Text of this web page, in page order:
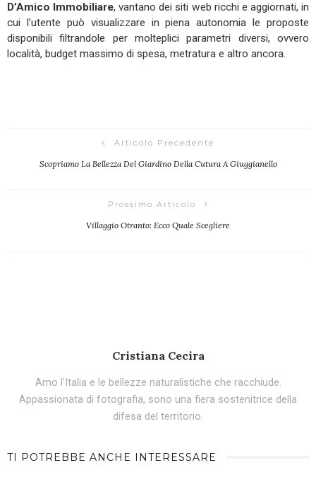
D’Amico Immobiliare, vantano dei siti web ricchi e aggiornati, in
cui l’utente può visualizzare in piena autonomia le proposte
disponibili filtrandole per molteplici parametri diversi, ovvero
località, budget massimo di spesa, metratura e altro ancora.
Articolo Precedente
Scopriamo La Bellezza Del Giardino Della Cutura A Giuggianello
Prossimo Articolo
Villaggio Otranto: Ecco Quale Scegliere
Cristiana Cecira
Amo l'Italia e le bellezze naturalistiche che racchiude.
Appassionata di fotografia, sono una fiera sostenitrice della
difesa del territorio.
TI POTREBBE ANCHE INTERESSARE